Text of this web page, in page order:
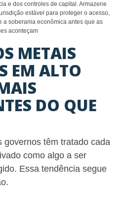
e dos controles de capital. Armazene
estável para proteger o acesso,
a soberania econômica antes que as
aconteçam
METAIS
EM ALTO
DO QUE
governos têm tratado cada
como algo a ser
Essa tendência segue